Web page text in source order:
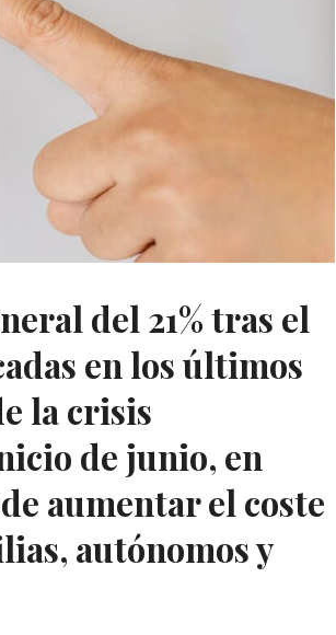
del 21% tras el
en los últimos
la crisis
de junio, en
aumentar el coste
autónomos y